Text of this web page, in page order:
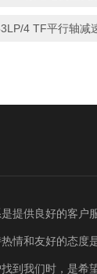
4 TF平行轴减
提供良好的客户
情和友好的态度
到我们时，是希